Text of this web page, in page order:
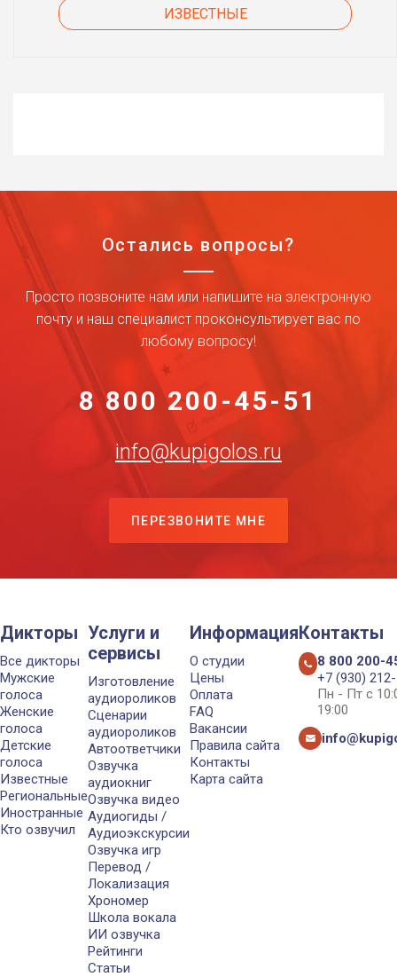
ИЗВЕСТНЫЕ
Остались вопросы?
Просто позвоните нам или напишите на электронную
почту и наш специалист проконсультирует вас по
любому вопросу!
8 800 200-45-51
info@kupigolos.ru
ПЕРЕЗВОНИТЕ МНЕ
Дикторы
Все дикторы
Мужские
голоса
Женские
голоса
Детские
голоса
Известные
Региональные
Иностранные
Кто озвучил
Услуги и
сервисы
Изготовление
аудиороликов
Сценарии
аудиороликов
Автоответчики
Озвучка
аудиокниг
Озвучка видео
Аудиогиды /
Аудиоэкскурсии
Озвучка игр
Перевод /
Локализация
Хрономер
Школа вокала
ИИ озвучка
Рейтинги
Статьи
Информация
О студии
Цены
Оплата
FAQ
Вакансии
Правила сайта
Контакты
Карта сайта
Контакты
8 800 200-
+7 (930)
Пн - Пт с
19:00